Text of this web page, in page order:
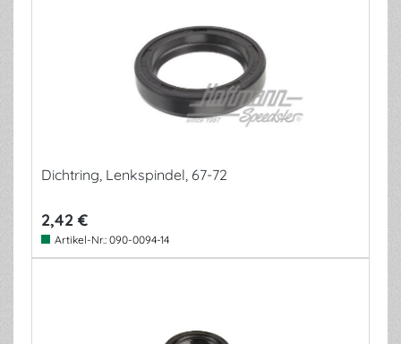
Dichtring, Lenkspindel, 67-72
2,42 €
Artikel-Nr.: 090-0094-14